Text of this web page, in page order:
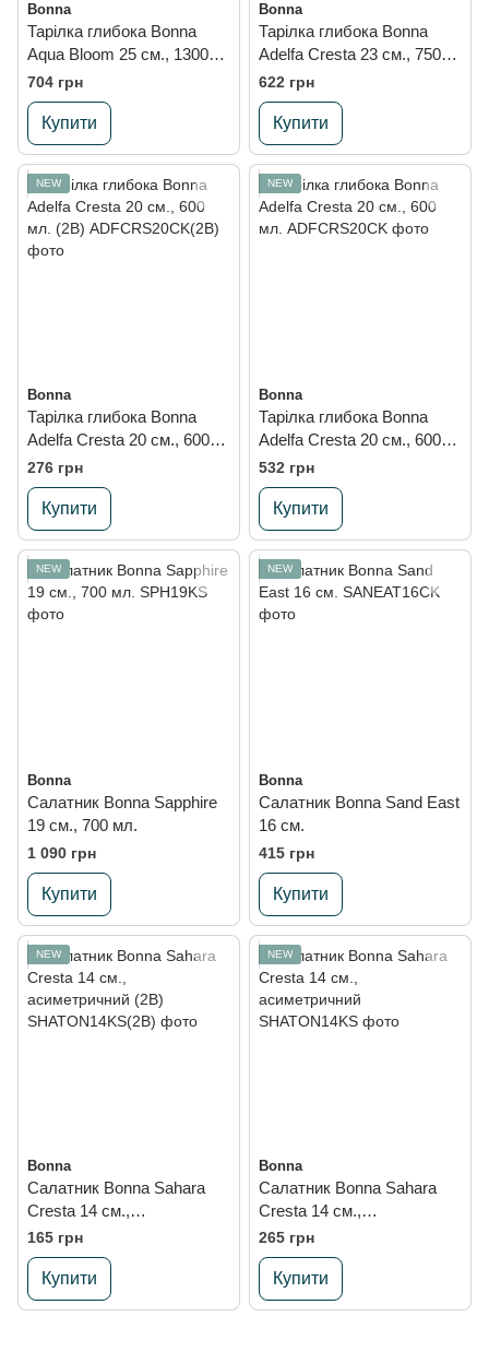
Bonna
Тарілка глибока Bonna
Aqua Bloom 25 см., 1300
мл., блакитний
704 грн
Купити
Bonna
Тарілка глибока Bonna
Adelfa Cresta 23 см., 750
мл.
622 грн
Купити
NEW
Bonna
Тарілка глибока Bonna
Adelfa Cresta 20 см., 600
мл. (2B)
276 грн
Купити
NEW
Bonna
Тарілка глибока Bonna
Adelfa Cresta 20 см., 600
мл.
532 грн
Купити
NEW
Bonna
Салатник Bonna Sapphire
19 см., 700 мл.
1 090 грн
Купити
NEW
Bonna
Салатник Bonna Sand East
16 см.
415 грн
Купити
NEW
Bonna
Салатник Bonna Sahara
Cresta 14 см.,
асиметричний (2B)
165 грн
Купити
NEW
Bonna
Салатник Bonna Sahara
Cresta 14 см.,
асиметричний
265 грн
Купити